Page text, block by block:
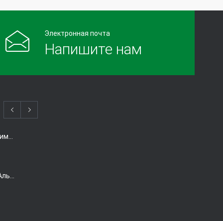
Несколько фактов о Кейтруде и
лечении ракаЭлектронная почта
Напишите нам
Когда есть смысл проводить химиотерапию при раке толстой кишки?
Виагра снижает риск болезни Альцгеймера. Так ли это?